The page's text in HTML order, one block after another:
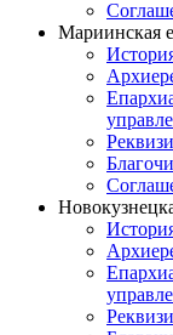
Мариинская